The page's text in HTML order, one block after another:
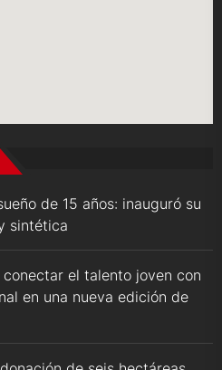
de 15 años: inauguró su
sintética
el talento joven con
en una nueva edición de